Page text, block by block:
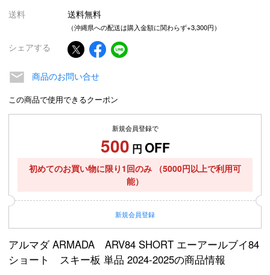
送料 送料無料
（沖縄県への配送は購入金額に関わらず+3,300円）
シェアする
商品のお問い合せ
この商品で使用できるクーポン
新規会員登録で
500 円 OFF
初めてのお買い物に限り1回のみ
（5000円以上で利用可
能）
新規会員登録
アルマダ ARMADA ARV84 SHORT エーアールブイ84
ショート スキー板 単品 2024-2025の商品情報